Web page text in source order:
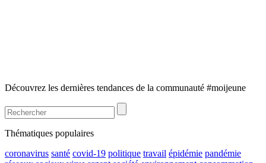
Découvrez les dernières tendances de la communauté #moijeune
Thématiques populaires
coronavirus santé covid-19 politique travail épidémie pandémie